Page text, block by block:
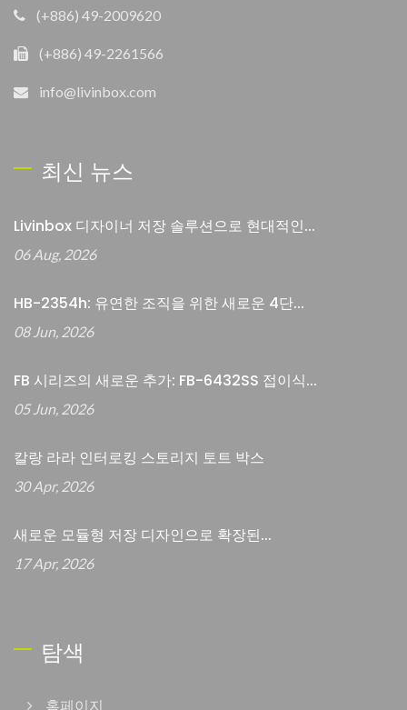
(+886) 49-2009620
(+886) 49-2261566
info@livinbox.com
최신 뉴스
Livinbox 디자이너 저장 솔루션으로 현대적인...
06 Aug, 2026
HB-2354h: 유연한 조직을 위한 새로운 4단...
08 Jun, 2026
FB 시리즈의 새로운 추가: FB-6432SS 접이식...
05 Jun, 2026
칼랑 라라 인터로킹 스토리지 토트 박스
30 Apr, 2026
새로운 모듈형 저장 디자인으로 확장된...
17 Apr, 2026
탐색
홈페이지